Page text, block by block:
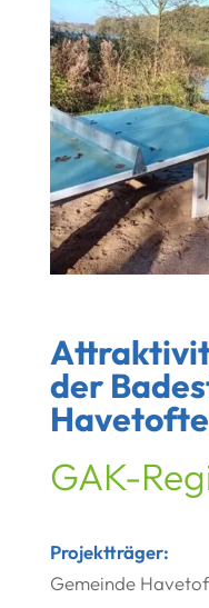
der
GAK-
Projektträger:
Gemeinde